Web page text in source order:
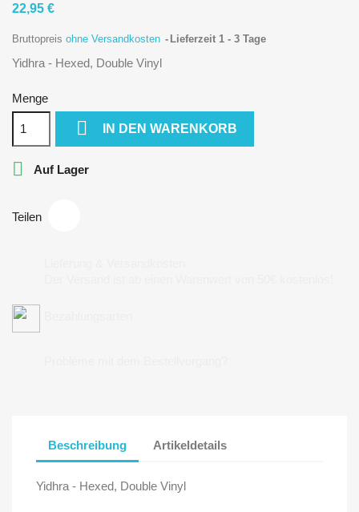
22,95 €
Bruttopreis ohne Versandkosten Lieferzeit 1 - 3 Tage
Yidhra - Hexed, Double Vinyl
Menge
 IN DEN WARENKORB
 Auf Lager
Teilen
Beschreibung Artikeldetails
Yidhra - Hexed, Double Vinyl